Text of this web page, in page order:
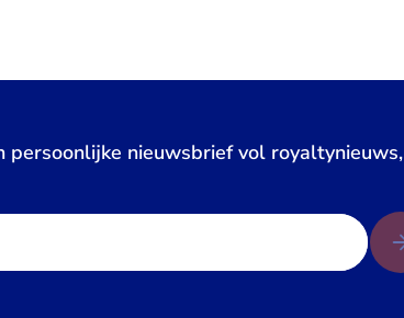
persoonlijke nieuwsbrief vol royaltynieuws,